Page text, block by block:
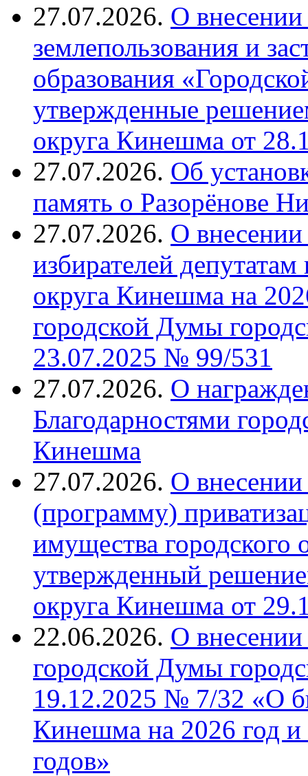
27.07.2026. О
землепользования и
образования
утвержденные
округа Кинешма от
27.07.2026. Об
память о Разорёнове
27.07.2026. О внесении
избирателей
округа Кинешма на
городской Думы
23.07.2025 № 99/531
27.07.2026. О
Благодарностями
Кинешма
27.07.2026. О
(программу)
имущества
утвержденный
округа Кинешма от
22.06.2026. О
городской Думы
19.12.2025 № 7/32 «О
Кинешма на 2026 год
годов»